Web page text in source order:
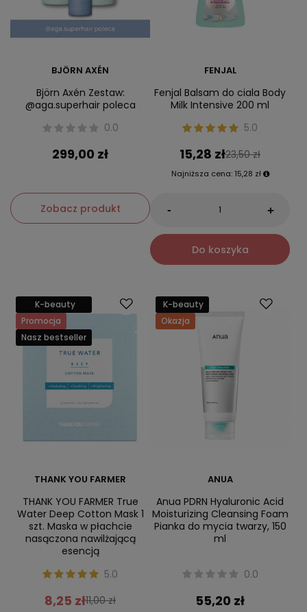
BJÖRN AXÉN
Björn Axén Zestaw:
@aga.superhair poleca
0.0
299,00 zł
Zobacz produkt
FENJAL
Fenjal Balsam do ciala Body
Milk Intensive 200 ml
5.0
15,28 zł23,50 zł
Najniższa cena: 15,28 zł
- +
Do koszyka
K-beauty
Promocja
Nasz bestseller
THANK YOU FARMER
THANK YOU FARMER True
Water Deep Cotton Mask 1
szt. Maska w płachcie
nasączona nawilżającą
esencją
5.0
8,25 zł11,00 zł
K-beauty
Okazja
ANUA
Anua PDRN Hyaluronic Acid
Moisturizing Cleansing Foam
Pianka do mycia twarzy, 150
ml
0.0
55,20 zł